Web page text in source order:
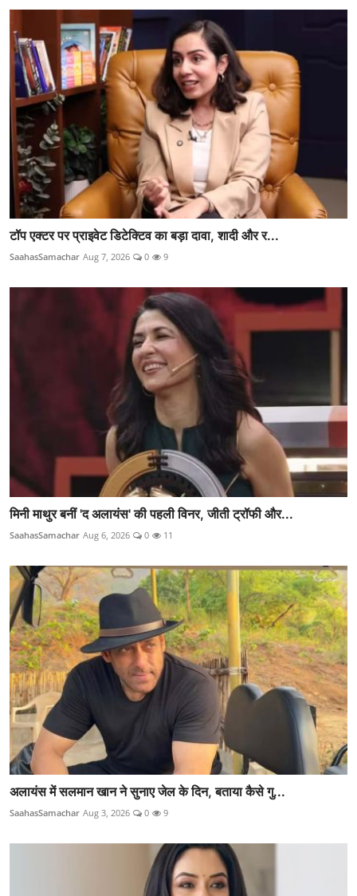
टॉप एक्टर पर प्राइवेट डिटेक्टिव का बड़ा दावा, शादी और र...
SaahasSamachar Aug 7, 2026 0 9
मिनी माथुर बनीं 'द अलायंस' की पहली विनर, जीती ट्रॉफी और...
SaahasSamachar Aug 6, 2026 0 11
अलायंस में सलमान खान ने सुनाए जेल के दिन, बताया कैसे गु...
SaahasSamachar Aug 3, 2026 0 9